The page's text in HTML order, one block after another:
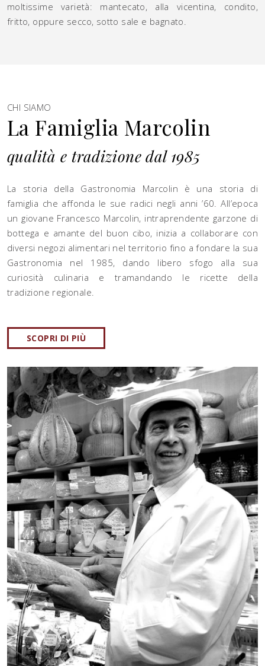
moltissime varietà: mantecato, alla vicentina, condito,
fritto, oppure secco, sotto sale e bagnato.
CHI SIAMO
La Famiglia Marcolin
qualità e tradizione dal 1985
La storia della Gastronomia Marcolin è una storia di
famiglia che affonda le sue radici negli anni ’60. All’epoca
un giovane Francesco Marcolin, intraprendente garzone di
bottega e amante del buon cibo, inizia a collaborare con
diversi negozi alimentari nel territorio fino a fondare la sua
Gastronomia nel 1985, dando libero sfogo alla sua
curiosità culinaria e tramandando le ricette della
tradizione regionale.
SCOPRI DI PIÙ